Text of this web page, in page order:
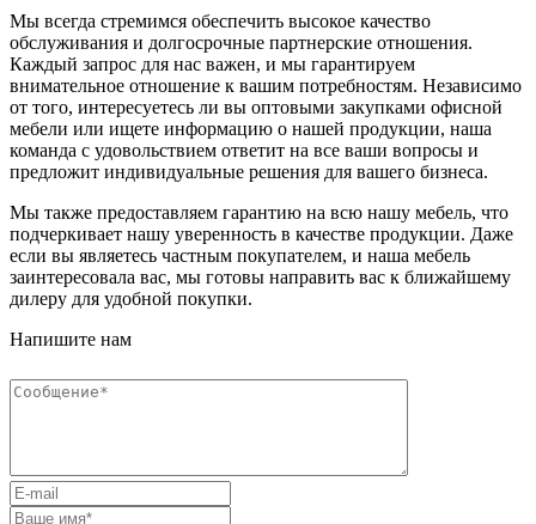
Мы всегда стремимся обеспечить высокое качество
обслуживания и долгосрочные партнерские отношения.
Каждый запрос для нас важен, и мы гарантируем
внимательное отношение к вашим потребностям. Независимо
от того, интересуетесь ли вы оптовыми закупками офисной
мебели или ищете информацию о нашей продукции, наша
команда с удовольствием ответит на все ваши вопросы и
предложит индивидуальные решения для вашего бизнеса.
Мы также предоставляем гарантию на всю нашу мебель, что
подчеркивает нашу уверенность в качестве продукции. Даже
если вы являетесь частным покупателем, и наша мебель
заинтересовала вас, мы готовы направить вас к ближайшему
дилеру для удобной покупки.
Напишите нам